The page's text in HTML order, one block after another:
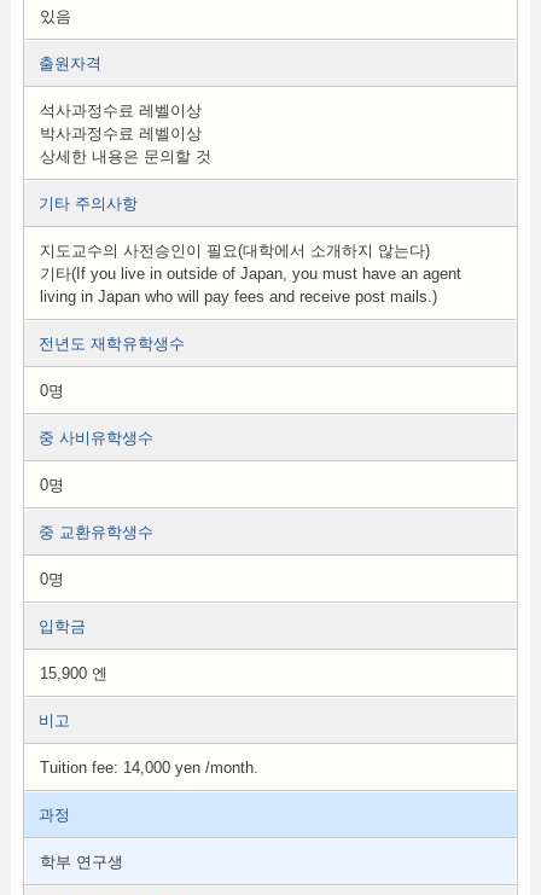
있음
출원자격
석사과정수료 레벨이상
박사과정수료 레벨이상
상세한 내용은 문의할 것
기타 주의사항
지도교수의 사전승인이 필요(대학에서 소개하지 않는다)
기타(If you live in outside of Japan, you must have an agent
living in Japan who will pay fees and receive post mails.)
전년도 재학유학생수
0명
중 사비유학생수
0명
중 교환유학생수
0명
입학금
15,900 엔
비고
Tuition fee: 14,000 yen /month.
과정
학부 연구생